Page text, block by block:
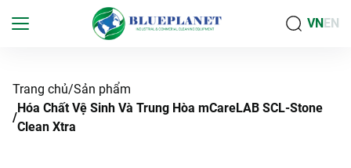
VNEN
Trang chủ Sản phẩm
Hóa Chất Vệ Sinh Và Trung Hòa mCareLAB SCL-Stone
Clean Xtra